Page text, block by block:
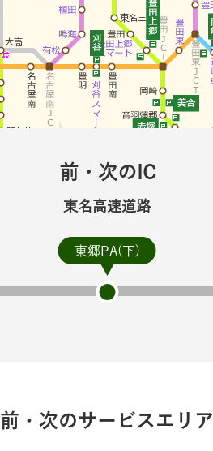
前・次のIC
東名高速道路
東郷PA(下)
前・次のサービスエリア